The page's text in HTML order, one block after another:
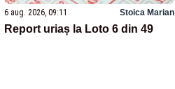
6 aug. 2026, 09:11 Stoica Marian
Report uriaș la Loto 6 din 49